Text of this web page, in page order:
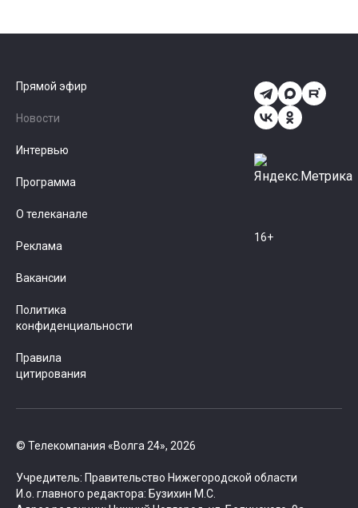
© Телекомпания «Волга 24», 2026
Учредитель: Правительство Нижегородской области
И.о. главного редактора: Бузихин М.С.
Прямой эфир
Новости
Интервью
Программа
О телеканале
Реклама
Вакансии
Политика
конфиденциальности
Правила
цитирования
16+